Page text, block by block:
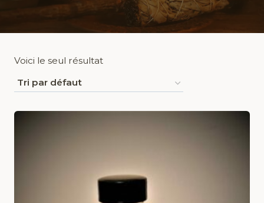
Voici le seul résultat